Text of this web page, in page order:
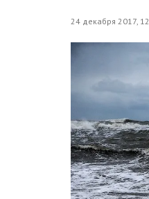
24 декабря 2017,